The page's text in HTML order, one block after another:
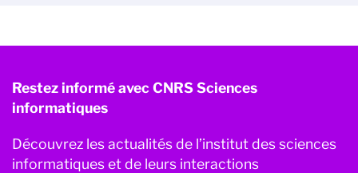
Restez informé avec CNRS Sciences
informatiques
Découvrez les actualités de l’institut des sciences
informatiques et de leurs interactions